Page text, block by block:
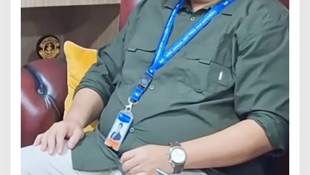
e
a
s
i
K
e
u
a
g
a
n